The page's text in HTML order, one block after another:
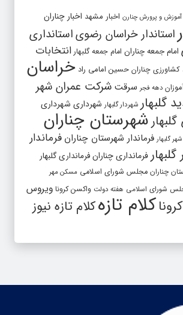
آموزش و پرورش چنارن اخبار مشهد اخبار چناران
استاندار خراسان رضویاستانداری
امام جمعه چناران امام جمعه گلبهار انتخابات
کشاورزی چناران حسین امامی راد خراسان
دهه فجر سرقت شرکت عمران شهر
گلبهار شهردار گلبهار شهرداری شهرداری
شهرستان چناران
گلبهار فرماندار شهرستان چناران فرماندار
گلبهار فرمانداری چنارانفرمانداری گلبهار
چناران مجلس شورای اسلامی مسکن مهر
شورای اسلامی هفته دولت واکسن کرونا ویروس
کروناکلام تازهکلام تازه نیوز